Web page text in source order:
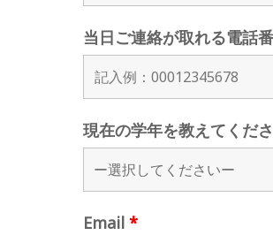
当日ご連絡が取れる電話
現在の学年を教えてくだ
Email *